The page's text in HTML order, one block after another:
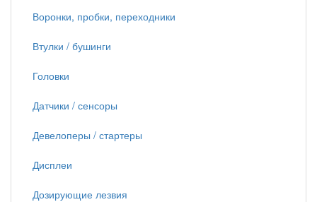
Воронки, пробки, переходники
Втулки / бушинги
Головки
Датчики / сенсоры
Девелоперы / стартеры
Дисплеи
Дозирующие лезвия